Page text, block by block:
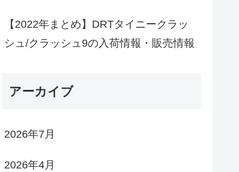
【2022年まとめ】DRTタイニークラッ
シュ/クラッシュ9の入荷情報・販売情報
アーカイブ
2026年7月
2026年4月